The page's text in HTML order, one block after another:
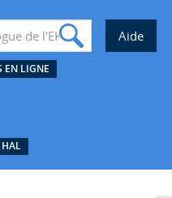
EN LIGNE
HAL